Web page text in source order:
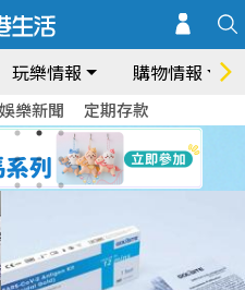
玩樂情報 購物情報
娛樂新聞 定期存款